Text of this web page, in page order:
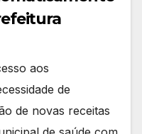
aos
de
de novas receitas